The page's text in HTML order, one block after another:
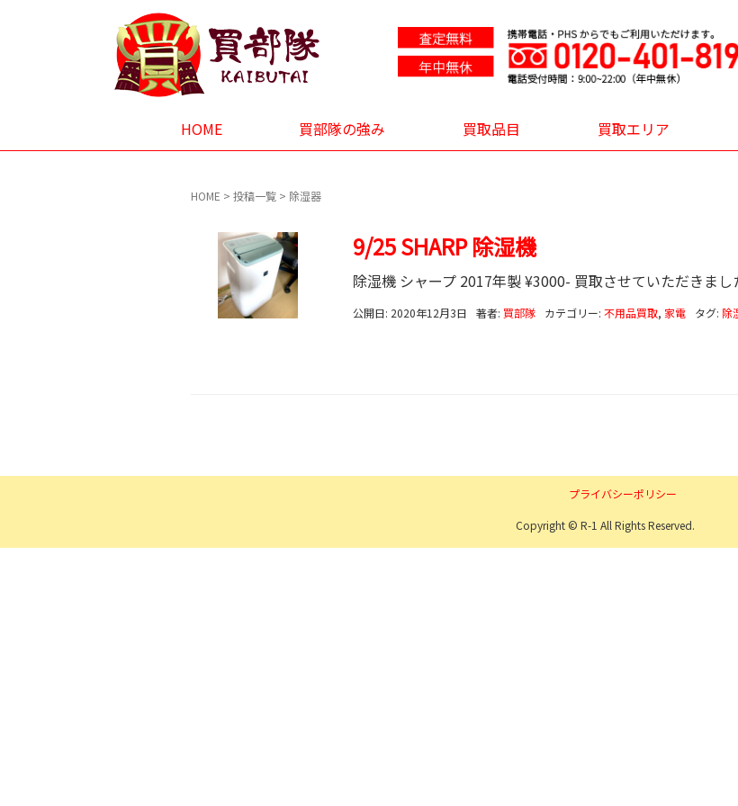
HOME 買部隊の強み 買取品目 買取エリア
HOME > 投稿一覧> 除湿器
9/25 SHARP 除湿機
除湿機 シャープ 2017年製 ¥3000- 買取させていただきまし
公開日: 2020年12月3日 著者: 買部隊 カテゴリー: 不用品買取, 家電 タグ: 除
プライバシーポリシー
Copyright © R-1 All Rights Reserved.